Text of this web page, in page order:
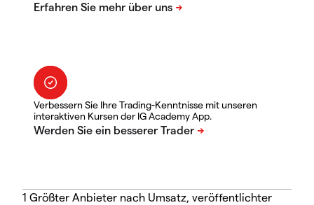
Verbessern Sie Ihre Trading-Kenntnisse mit unseren
interaktiven Kursen der IG Academy App.
1 Größter Anbieter nach Umsatz, veröffentlichter